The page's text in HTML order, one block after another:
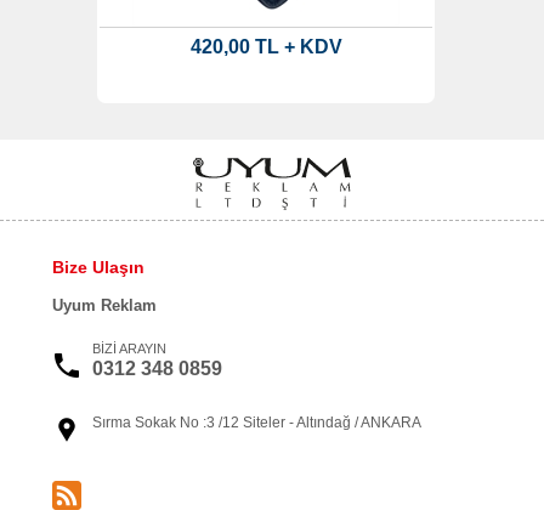
420,00 TL + KDV
Bize Ulaşın
Uyum Reklam
BİZİ ARAYIN
0312 348 0859
Sırma Sokak No :3 /12 Siteler - Altındağ / ANKARA